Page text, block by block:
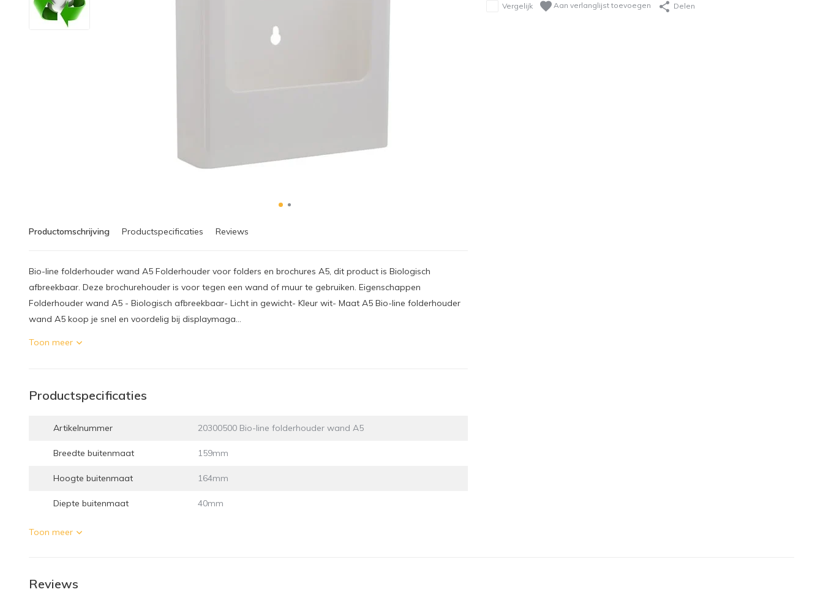
Productomschrijving Productspecificaties Reviews
Bio-line folderhouder wand A5 Folderhouder voor folders en brochures A5, dit product is Biologisch
afbreekbaar. Deze brochurehouder is voor tegen een wand of muur te gebruiken. Eigenschappen
Folderhouder wand A5 - Biologisch afbreekbaar- Licht in gewicht- Kleur wit- Maat A5 Bio-line folderhouder
wand A5 koop je snel en voordelig bij displaymaga...
Toon meer
Productspecificaties
Artikelnummer 20300500 Bio-line folderhouder wand A5
Breedte buitenmaat 159mm
Hoogte buitenmaat 164mm
Diepte buitenmaat 40mm
Toon meer
Vergelijk Aan verlanglijst toevoegen Delen
Reviews